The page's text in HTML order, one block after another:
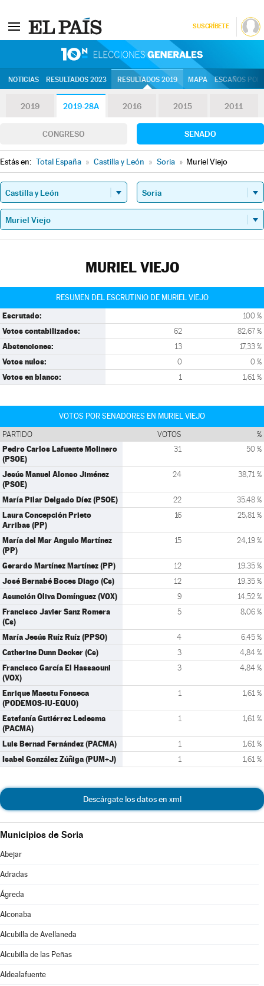
SUSCRÍBETE
NOTICIAS RESULTADOS 2023 RESULTADOS 2019 MAPA ESCAÑOS
2019 2019-28A 2016 2015 2011
CONGRESO SENADO
Estás en: Total España » Castilla y León » Soria » Muriel Viejo
MURIEL VIEJO
RESUMEN DEL ESCRUTINIO DE MURIEL VIEJO
Escrutado: 100 %
Votos contabilizados: 62 82,67 %
Abstenciones: 13 17,33 %
Votos nulos: 0 0 %
Votos en blanco: 1 1,61 %
VOTOS POR SENADORES EN MURIEL VIEJO
PARTIDO VOTOS %
Pedro Carlos Lafuente Molinero
(PSOE)
31 50 %
Jesús Manuel Alonso Jiménez
(PSOE)
24 38,71 %
María Pilar Delgado Díez (PSOE) 22 35,48 %
Laura Concepción Prieto
Arribas (PP)
16 25,81 %
María del Mar Angulo Martínez
(PP)
15 24,19 %
Gerardo Martínez Martínez (PP) 12 19,35 %
José Bernabé Boces Diago (Cs) 12 19,35 %
Asunción Oliva Domínguez (VOX) 9 14,52 %
Francisco Javier Sanz Romera
(Cs)
5 8,06 %
María Jesús Ruíz Ruíz (PPSO) 4 6,45 %
Catherine Dunn Decker (Cs) 3 4,84 %
Francisco García El Hassaouni
(VOX)
3 4,84 %
Enrique Maestu Fonseca
(PODEMOS-IU-EQUO)
1 1,61 %
Estefanía Gutiérrez Ledesma
(PACMA)
1 1,61 %
Luis Bernad Fernández (PACMA) 1 1,61 %
Isabel González Zúñiga (PUM+J) 1 1,61 %
Descárgate los datos en xml
Municipios de Soria
Abejar
Adradas
Ágreda
Alconaba
Alcubilla de Avellaneda
Alcubilla de las Peñas
Aldealafuente